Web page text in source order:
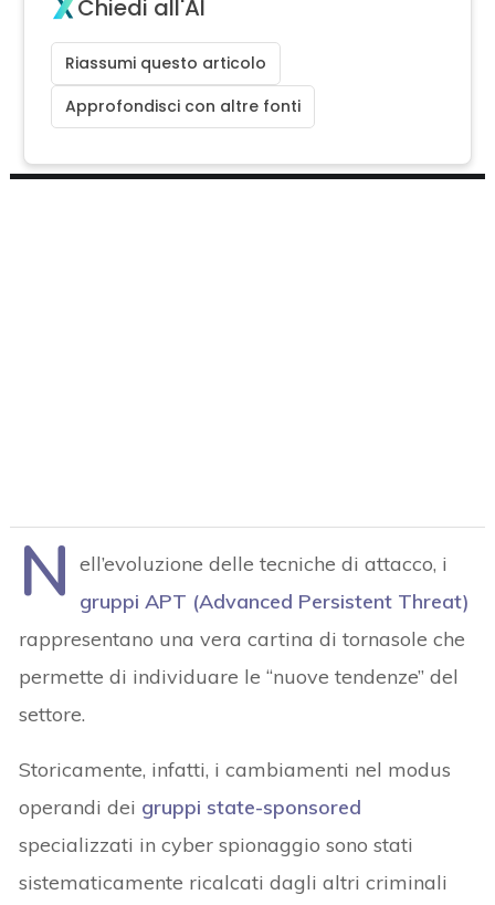
Chiedi all'AI
Riassumi questo articolo
Approfondisci con altre fonti
N ell’evoluzione delle tecniche di attacco, i
gruppi APT (Advanced Persistent Threat)
rappresentano una vera cartina di tornasole che
permette di individuare le “nuove tendenze” del
settore.
Storicamente, infatti, i cambiamenti nel modus
operandi dei gruppi state-sponsored
specializzati in cyber spionaggio sono stati
sistematicamente ricalcati dagli altri criminali